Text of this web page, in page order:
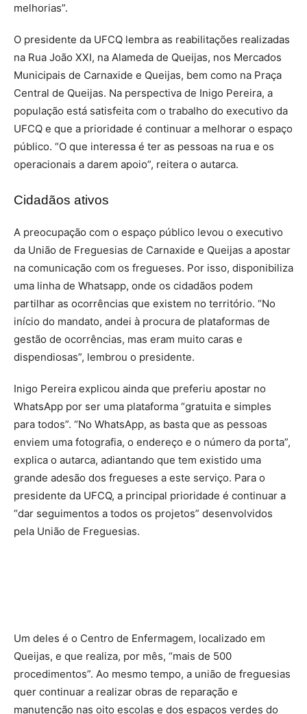
melhorias”.
O presidente da UFCQ lembra as reabilitações realizadas
na Rua João XXI, na Alameda de Queijas, nos Mercados
Municipais de Carnaxide e Queijas, bem como na Praça
Central de Queijas. Na perspectiva de Inigo Pereira, a
população está satisfeita com o trabalho do executivo da
UFCQ e que a prioridade é continuar a melhorar o espaço
público. “O que interessa é ter as pessoas na rua e os
operacionais a darem apoio”, reitera o autarca.
Cidadãos ativos
A preocupação com o espaço público levou o executivo
da União de Freguesias de Carnaxide e Queijas a apostar
na comunicação com os fregueses. Por isso, disponibiliza
uma linha de Whatsapp, onde os cidadãos podem
partilhar as ocorrências que existem no território. “No
início do mandato, andei à procura de plataformas de
gestão de ocorrências, mas eram muito caras e
dispendiosas”, lembrou o presidente.
Inigo Pereira explicou ainda que preferiu apostar no
WhatsApp por ser uma plataforma “gratuita e simples
para todos”. “No WhatsApp, as basta que as pessoas
enviem uma fotografia, o endereço e o número da porta”,
explica o autarca, adiantando que tem existido uma
grande adesão dos fregueses a este serviço. Para o
presidente da UFCQ, a principal prioridade é continuar a
“dar seguimentos a todos os projetos” desenvolvidos
pela União de Freguesias.
Um deles é o Centro de Enfermagem, localizado em
Queijas, e que realiza, por mês, “mais de 500
procedimentos”. Ao mesmo tempo, a união de freguesias
quer continuar a realizar obras de reparação e
manutenção nas oito escolas e dos espaços verdes do